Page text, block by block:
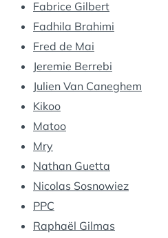
Fabrice Gilbert
Fadhila Brahimi
Fred de Mai
Jeremie Berrebi
Julien Van Caneghem
Kikoo
Matoo
Mry
Nathan Guetta
Nicolas Sosnowiez
PPC
Raphaël Gilmas